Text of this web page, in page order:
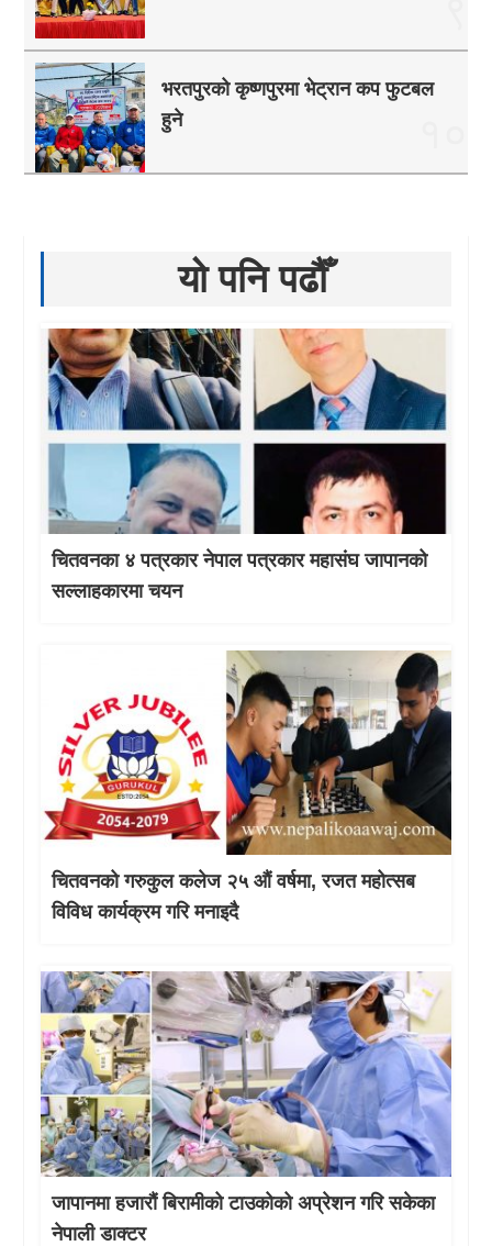
भरतपुरको कृष्णपुरमा भेट्रान कप फुटबल
हुने
यो पनि पढौँ
चितवनका ४ पत्रकार नेपाल पत्रकार महासंघ जापानको
सल्लाहकारमा चयन
चितवनको गरुकुल कलेज २५ औं वर्षमा, रजत महोत्सब
विविध कार्यक्रम गरि मनाइदै
जापानमा हजारौं बिरामीको टाउकोको अप्रेशन गरि सकेका
नेपाली डाक्टर